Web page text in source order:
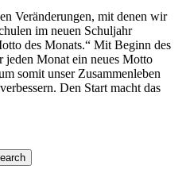
Veränderungen, mit denen wir
im neuen Schuljahr
des Monats.“ Mit Beginn des
Monat ein neues Motto
somit unser Zusammenleben
Den Start macht das